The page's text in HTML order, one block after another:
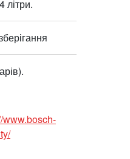
літри.
www.bosch-